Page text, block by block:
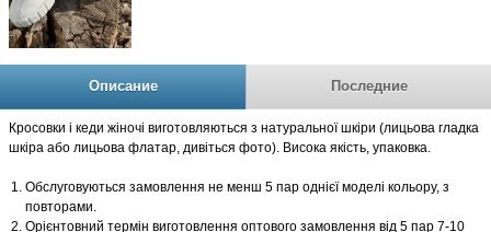
Описание Последние
Кросовки і кеди жіночі виготовляються з натуральної шкіри (лицьова гладка
шкіра або лицьова флатар, дивіться фото). Висока якість, упаковка.
Обслуговуються замовлення не менш 5 пар однієї моделі кольору, з
повторами.
Орієнтовний термін виготовлення оптового замовлення від 5 пар 7-10